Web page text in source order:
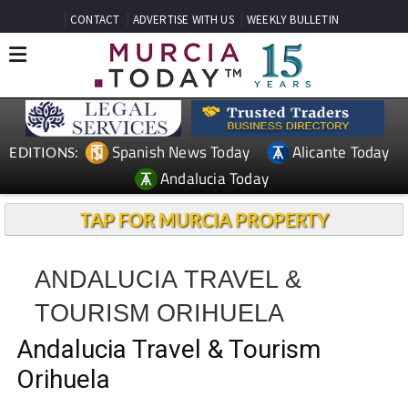
CONTACT ADVERTISE WITH US WEEKLY BULLETIN
EDITIONS: Spanish News Today
Alicante Today
Andalucia Today
TAP FOR MURCIA PROPERTY
ANDALUCIA TRAVEL &
TOURISM ORIHUELA
Andalucia Travel & Tourism
Orihuela